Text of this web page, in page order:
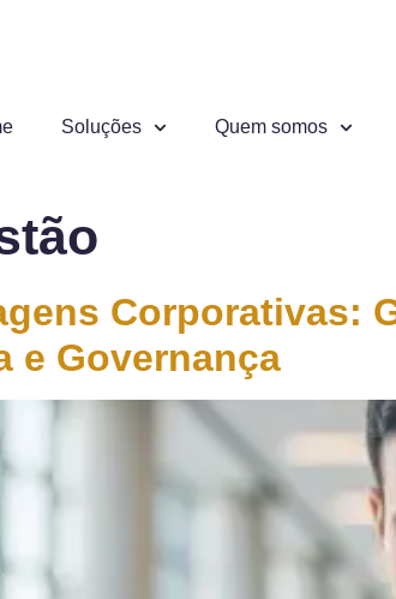
Soluções Quem somos
Corporativas:
e Governança